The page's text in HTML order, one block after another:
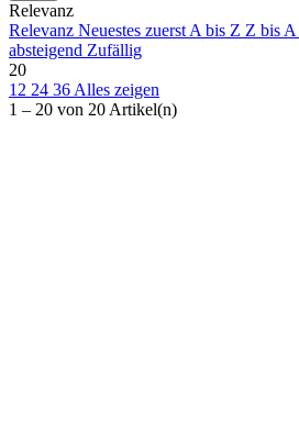
Ausgewählte Filter
Alle Filter entfernen
Preis
€
Traglast
Relevanz
Relevanz Neuestes zuerstA bis Z Z bis A
absteigend Zufällig
20
12 24 36Alles zeigen
1 – 20 von 20 Artikel(n)